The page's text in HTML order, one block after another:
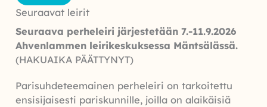
Seuraavat leirit
Seuraava perheleiri järjestetään 7.-11.9.2026
Ahvenlammen leirikeskuksessa Mäntsälässä.
(HAKUAIKA PÄÄTTYNYT)
Parisuhdeteemainen perheleiri on tarkoitettu
ensisijaisesti pariskunnille, joilla on alaikäisiä